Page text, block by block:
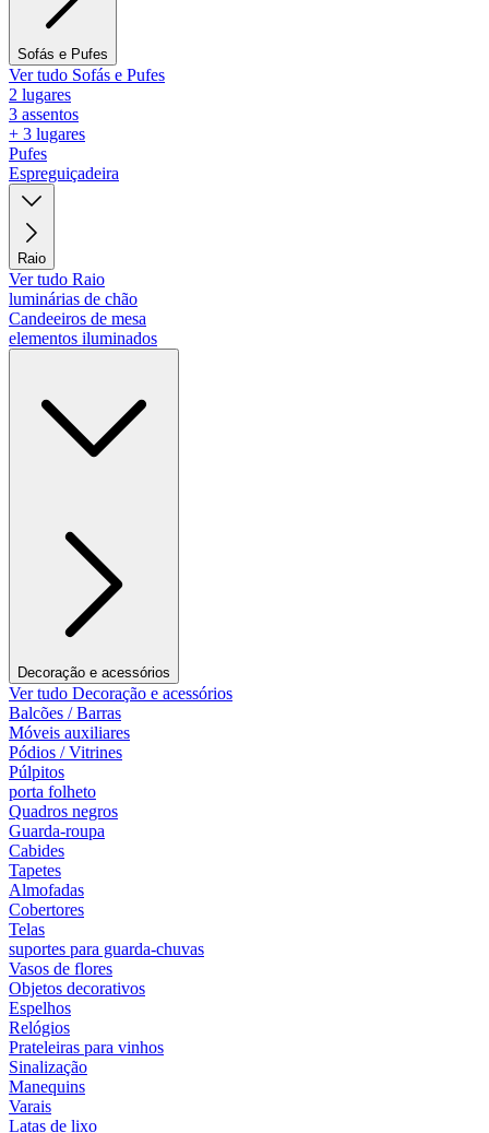
Sofás e Pufes
Ver tudo Sofás e Pufes
2 lugares
3 assentos
+ 3 lugares
Pufes
Espreguiçadeira
Raio
Ver tudo Raio
luminárias de chão
Candeeiros de mesa
elementos iluminados
Decoração e acessórios
Ver tudo Decoração e acessórios
Balcões / Barras
Móveis auxiliares
Pódios / Vitrines
Púlpitos
porta folheto
Quadros negros
Guarda-roupa
Cabides
Tapetes
Almofadas
Cobertores
Telas
suportes para guarda-chuvas
Vasos de flores
Objetos decorativos
Espelhos
Relógios
Prateleiras para vinhos
Sinalização
Manequins
Varais
Latas de lixo